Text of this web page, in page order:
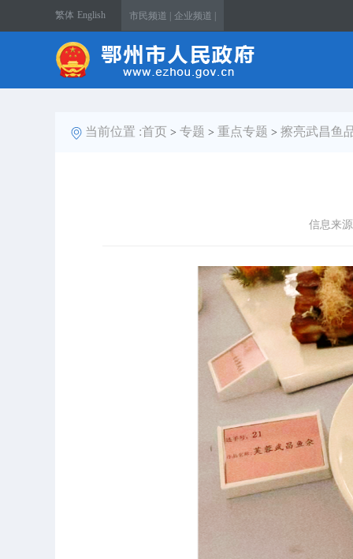
繁体 English 市民频道 | 企业频道 |
当前位置 :首页 > 专题 > 重点专题 > 擦亮武昌鱼
信息来